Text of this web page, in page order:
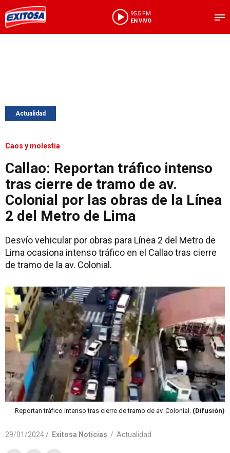
95.5 FM
EN VIVO
Actualidad
Caos y molestia
Callao: Reportan tráfico intenso
tras cierre de tramo de av.
Colonial por las obras de la Línea
2 del Metro de Lima
Desvío vehicular por obras para Línea 2 del Metro de
Lima ocasiona intenso tráfico en el Callao tras cierre
de tramo de la av. Colonial.
Reportan tráfico intenso tras cierre de tramo de av. Colonial. (Difusión)
29/01/2024 / Exitosa Noticias / Actualidad